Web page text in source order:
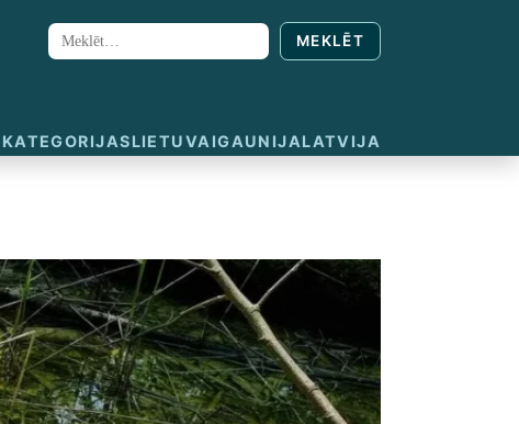
KATEGORIJASLIETUVA IGAUNIJALATVIJA
Meklēt: MEKLĒT